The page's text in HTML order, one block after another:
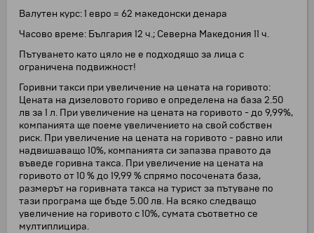
Валутен курс: 1 евро = 62 македонски денара
Часово време: България 12 ч.; Северна Македония 11 ч.
Пътуването като цяло не е подходящо за лица с
ограничена подвижност!
Горивни такси при увеличение на цената на горивото:
Цената на дизеловото гориво е определена на база 2.50
лв за 1 л. При увеличение на цената на горивото - до 9,99%,
компанията ще поеме увеличението на свой собствен
риск. При увеличение на цената на горивото - равно или
надвишаващо 10%, компанията си запазва правото да
въведе горивна такса. При увеличение на цената на
горивото от 10 % до 19,99 % спрямо посочената база,
размерът на горивната такса на турист за пътуване по
тази програма ще бъде 5.00 лв. На всяко следващо
увеличение на горивото с 10%, сумата съответно се
мултиплицира.